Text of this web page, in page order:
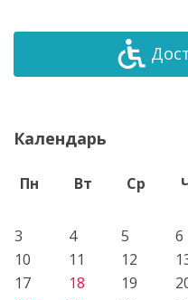
Календарь
Пн Вт Ср
3
4 5 6
10
11 12
17
18 19